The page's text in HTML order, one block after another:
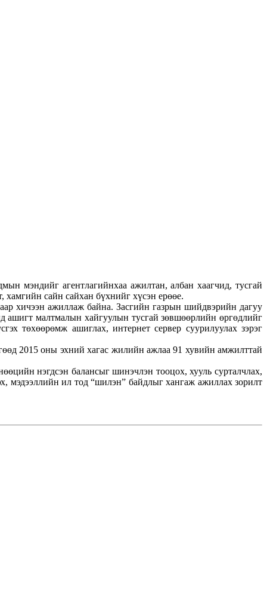
мэндийг агентлагийнхаа ажилтан, албан хаагчид, тусгай
сайн сайхан бүхнийг хүсэн ерөөе.
хичээн ажиллаж байна. Засгийн газрын шийдвэрийн дагуу
ашигт малтмалын хайгуулын тусгай зөвшөөрлийн өргөдлийг
төхөөрөмж ашиглах, интернет сервер суурилуулах зэрэг
2015 оны эхний хагас жилийн ажлаа 91 хувийн амжилттай
нэгдсэн балансыг шинэчлэн тооцох, хууль сурталчлах,
мэдээллийн ил тод “шилэн” байдлыг хангаж ажиллах зорилт